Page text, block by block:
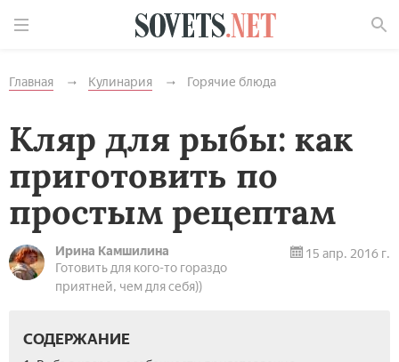
Главная Кулинария Горячие блюда
Кляр для рыбы: как
приготовить по
простым рецептам
Ирина Камшилина
Готовить для кого-то гораздо
приятней, чем для себя))
15 апр. 2016 г.
СОДЕРЖАНИЕ